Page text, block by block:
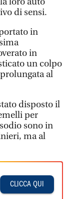
di sensi.
in
in
un colpo
al
disposto il
per
sono in
ma al
CLICCA QUI